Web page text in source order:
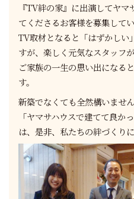
『TV絆の家』に出演してヤ
てくださるお客様を募集してい
TV取材となると「はずかしい
すが、楽しく元気なスタッフ
ご家族の一生の思い出になる
す。
新築でなくても全然構いませ
「ヤマサハウスで建てて良か
は、是非、私たちの絆づくり